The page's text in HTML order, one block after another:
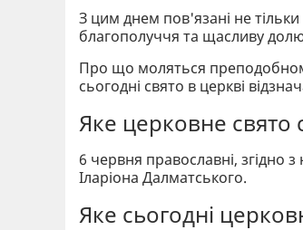
З цим днем пов'язані не тільки
благополуччя та щасливу
Про що моляться
сьогодні свято в церкві
Яке церковне свято
6 червня православні,
Іларіона Далматського.
Яке сьогодні